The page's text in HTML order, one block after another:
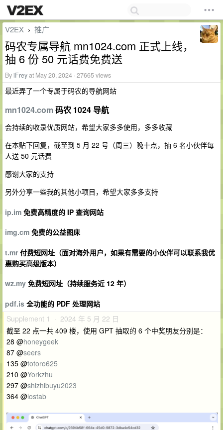
V2EX › 推广
码农专属导航 mn1024.com 正式上线，
抽 6 份 50 元话费免费送
ByiFreyat May 20, 2024 · 27665 views
最近弄了一个专属于码农的导航网站
mn1024.com码农 1024 导航
会持续的收录优质网站，希望大家多多使用，多多收藏
在本贴下回复，截至到 5 月 22 号（周三）晚十点，抽 6 名小伙伴每
人送 50 元话费
感谢大家的支持
另外分享一些我的其他小项目，希望大家多多支持
ip.im 免费高精度的 IP 查询网站
img.cm 免费的公益图床
t.mr 付费短网址（面对海外用户，如果有需要的小伙伴可以联系我优
惠购买高级版本）
wz.my 免费短网址（持续服务近 12 年）
pdf.is 全功能的 PDF 处理网站
Supplement 1 · 2024 年 5 月 22 日
截至 22 点一共 409 楼，使用 GPT 抽取的 6 个中奖朋友分别是：
28 @honeygeek
87 @seers
135 @totoro625
210 @Yorkzhu
297 @shizhibuyu2023
364 @lostab